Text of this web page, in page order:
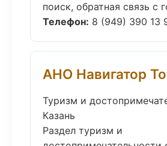
поиск, обратная связь с
Телефон: 8 (949) 390 13
АНО Навигатор
Туризм и
Казань
Раздел туризм и